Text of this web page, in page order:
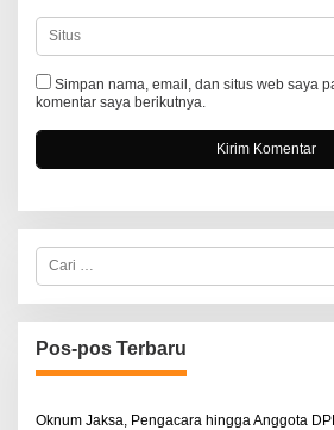
Simpan nama, email, dan situs web saya
komentar saya berikutnya.
C
r
i
u
n
u
:
Pos-pos Terbaru
Oknum Jaksa, Pengacara hingga Anggota